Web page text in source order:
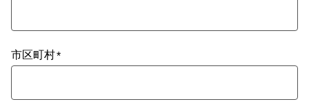
市区町村